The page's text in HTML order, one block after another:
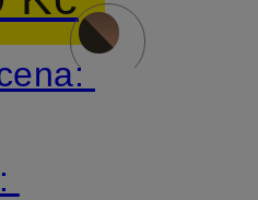
KARLIE